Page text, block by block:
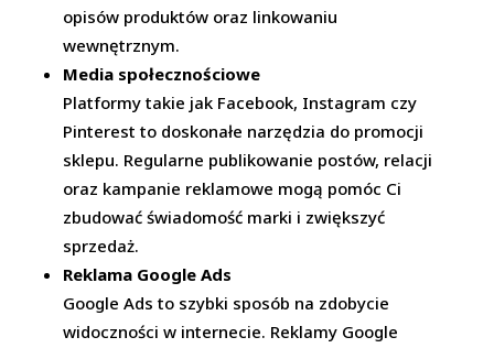
opisów produktów oraz linkowaniu
wewnętrznym.
Media społecznościowe
Platformy takie jak Facebook, Instagram czy
Pinterest to doskonałe narzędzia do promocji
sklepu. Regularne publikowanie postów, relacji
oraz kampanie reklamowe mogą pomóc Ci
zbudować świadomość marki i zwiększyć
sprzedaż.
Reklama Google Ads
Google Ads to szybki sposób na zdobycie
widoczności w internecie. Reklamy Google